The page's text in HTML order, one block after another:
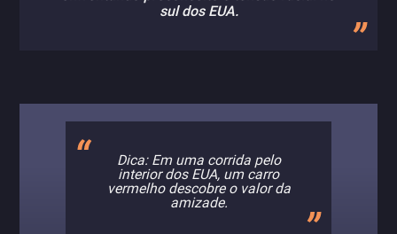
sul dos EUA.
Dica: Em uma corrida pelo
interior dos EUA, um carro
vermelho descobre o valor da
amizade.